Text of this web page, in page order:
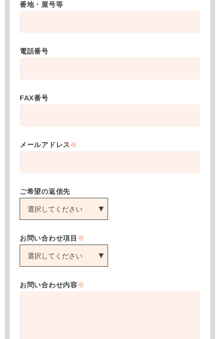
番地・屋号等
電話番号
FAX番号
メールアドレス ※
ご希望の返信先
お問い合わせ項目 ※
お問い合わせ内容※